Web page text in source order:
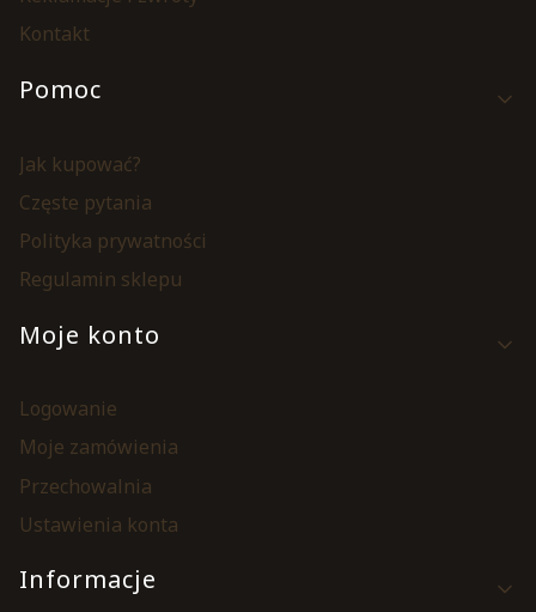
Kontakt
Pomoc
Jak kupować?
Częste pytania
Polityka prywatności
Regulamin sklepu
Moje konto
Logowanie
Moje zamówienia
Przechowalnia
Ustawienia konta
Informacje